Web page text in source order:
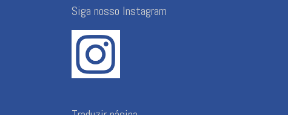
Siga nosso Instagram